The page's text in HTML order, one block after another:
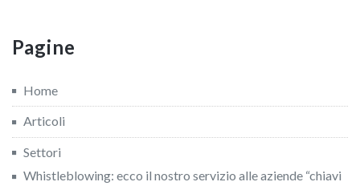
Pagine
Home
Articoli
Settori
Whistleblowing: ecco il nostro servizio alle aziende “chiavi